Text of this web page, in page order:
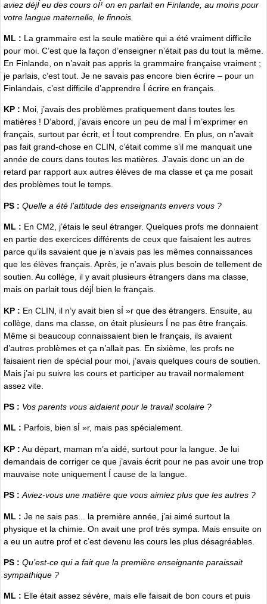
aviez déjÍ eu des cours oÍ¹ on en parlait en Finlande, au moins pour
votre langue maternelle, le finnois.
ML : La grammaire est la seule matière qui a été vraiment difficile
pour moi. C’est que la façon d’enseigner n’était pas du tout la même.
En Finlande, on n’avait pas appris la grammaire française vraiment ;
je parlais, c’est tout. Je ne savais pas encore bien écrire – pour un
Finlandais, c’est difficile d’apprendre Í écrire en français.
KP : Moi, j’avais des problèmes pratiquement dans toutes les
matières ! D’abord, j’avais encore un peu de mal Í m’exprimer en
français, surtout par écrit, et Í tout comprendre. En plus, on n’avait
pas fait grand-chose en CLIN, c’était comme s’il me manquait une
année de cours dans toutes les matières. J’avais donc un an de
retard par rapport aux autres élèves de ma classe et ça me posait
des problèmes tout le temps.
PS : Quelle a été l’attitude des enseignants envers vous ?
ML : En CM2, j’étais le seul étranger. Quelques profs me donnaient
en partie des exercices différents de ceux que faisaient les autres
parce qu’ils savaient que je n’avais pas les mêmes connaissances
que les élèves français. Après, je n’avais plus besoin de tellement de
soutien. Au collège, il y avait plusieurs étrangers dans ma classe,
mais on parlait tous déjÍ bien le français.
KP : En CLIN, il n’y avait bien sÍ »r que des étrangers. Ensuite, au
collège, dans ma classe, on était plusieurs Í ne pas être français.
Même si beaucoup connaissaient bien le français, ils avaient
d’autres problèmes et ça n’allait pas. En sixième, les profs ne
faisaient rien de spécial pour moi, j’avais quelques cours de soutien.
Mais j’ai pu suivre les cours et participer au travail normalement
assez vite.
PS : Vos parents vous aidaient pour le travail scolaire ?
ML : Parfois, bien sÍ »r, mais pas spécialement.
KP : Au départ, maman m’a aidé, surtout pour la langue. Je lui
demandais de corriger ce que j’avais écrit pour ne pas avoir une trop
mauvaise note uniquement Í cause de la langue.
PS : Aviez-vous une matière que vous aimiez plus que les autres ?
ML : Je ne sais pas... la première année, j’ai aimé surtout la
physique et la chimie. On avait une prof très sympa. Mais ensuite on
a eu un autre prof et c’est devenu les cours les plus désagréables.
PS : Qu’est-ce qui a fait que la première enseignante paraissait
sympathique ?
ML : Elle était assez sévère, mais elle faisait de bon cours et puis